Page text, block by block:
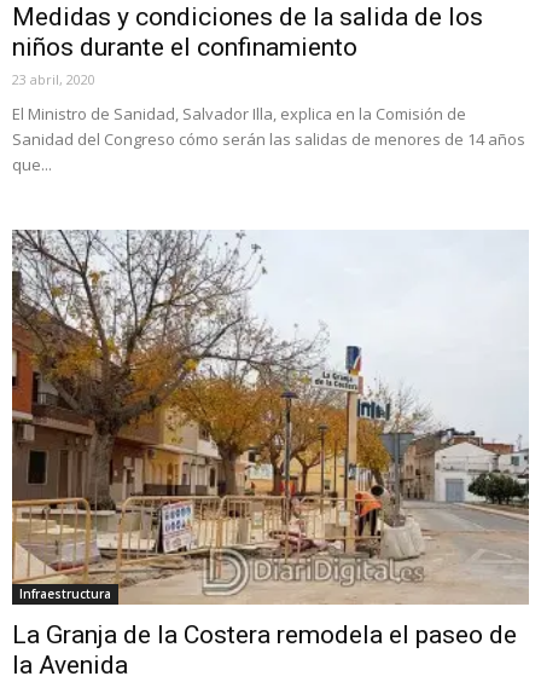
Medidas y condiciones de la salida de los
niños durante el confinamiento
23 abril, 2020
El Ministro de Sanidad, Salvador Illa, explica en la Comisión de
Sanidad del Congreso cómo serán las salidas de menores de 14 años
que...
Infraestructura
La Granja de la Costera remodela el paseo de
la Avenida